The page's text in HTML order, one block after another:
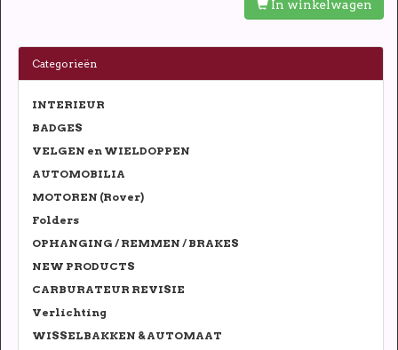
In winkelwagen
Categorieën
INTERIEUR
BADGES
VELGEN en WIELDOPPEN
AUTOMOBILIA
MOTOREN (Rover)
Folders
OPHANGING / REMMEN / BRAKES
NEW PRODUCTS
CARBURATEUR REVISIE
Verlichting
WISSELBAKKEN & AUTOMAAT